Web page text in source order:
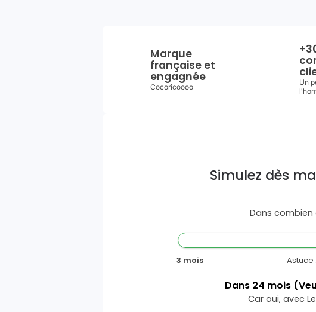
Marque
française et
engagnée
Cocoricoooo
Un
Simulez dès
Dans combien
3 mois Astuce
Dans 24 mois
Car oui, avec